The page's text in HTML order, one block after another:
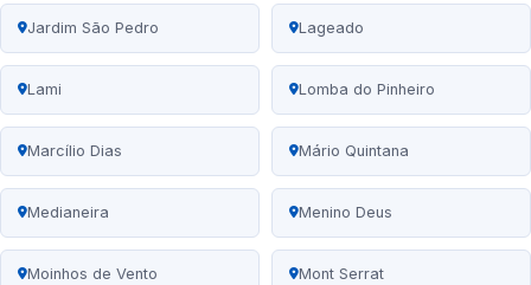
Jardim São Pedro Lageado
Lami Lomba do Pinheiro
Marcílio Dias Mário Quintana
Medianeira Menino Deus
Moinhos de Vento Mont Serrat